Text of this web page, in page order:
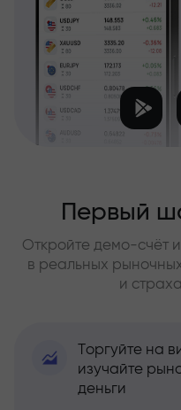
Первый
Откройте демо-счёт
в реальных
и
Торгуйте на
изучайте
деньги